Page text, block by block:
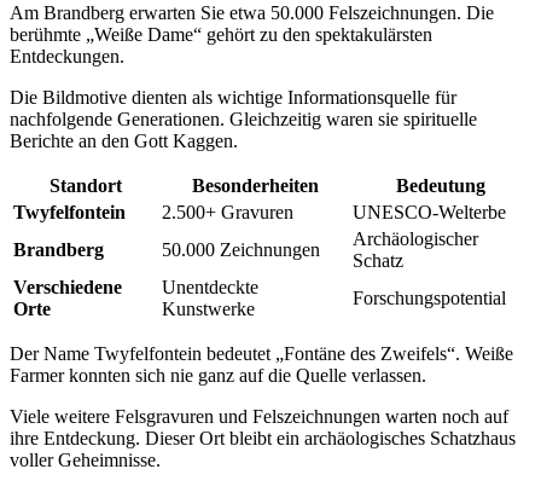
Am Brandberg erwarten Sie etwa 50.000 Felszeichnungen. Die
berühmte „Weiße Dame“ gehört zu den spektakulärsten
Entdeckungen.
Die Bildmotive dienten als wichtige Informationsquelle für
nachfolgende Generationen. Gleichzeitig waren sie spirituelle
Berichte an den Gott Kaggen.
Standort Besonderheiten
Bedeutung
Twyfelfontein
2.500+ Gravuren
UNESCO-Welterbe
Brandberg
50.000 Zeichnungen
Archäologischer
Schatz
Verschiedene
Orte
Unentdeckte
Kunstwerke
Forschungspotential
Der Name Twyfelfontein bedeutet „Fontäne des Zweifels“. Weiße
Farmer konnten sich nie ganz auf die Quelle verlassen.
Viele weitere Felsgravuren und Felszeichnungen warten noch auf
ihre Entdeckung. Dieser Ort bleibt ein archäologisches Schatzhaus
voller Geheimnisse.